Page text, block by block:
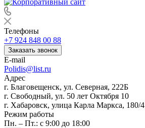
Телефоны
+7 924 848 00 88
Заказать звонок
E-mail
Polidis@list.ru
Адрес
г. Благовещенск, ул. Северная, 222Б
г. Свободный, ул. 50 лет Октября 10
г. Хабаровск, улица Карла Маркса, 180/4
Режим работы
Пн. – Пт.: с 9:00 до 18:00